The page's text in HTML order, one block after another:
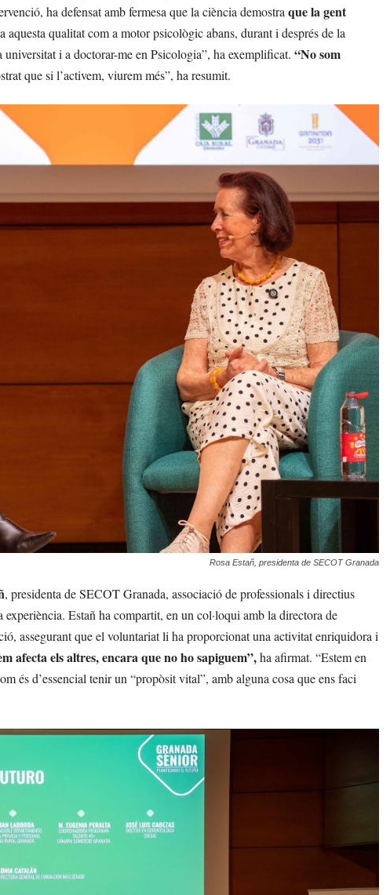
ha defensat amb fermesa que la ciència demostra que la gent
qualitat com a motor psicològic abans, durant i després de la
i a doctorar-me en Psicologia”, ha exemplificat. “No som
que si l’activem, viurem més”, ha resumit.
Rosa Estañ, presidenta de SECOT Granada
, presidenta de SECOT Granada, associació de professionals i directius
Estañ ha compartit, en un col·loqui amb la directora de
assegurant que el voluntariat li ha proporcionat una activitat enriquidora i
afecta els altres, encara que no ho sapiguem”,ha afirmat. “Estem en
és d’essencial tenir un “propòsit vital”, amb alguna cosa que ens faci